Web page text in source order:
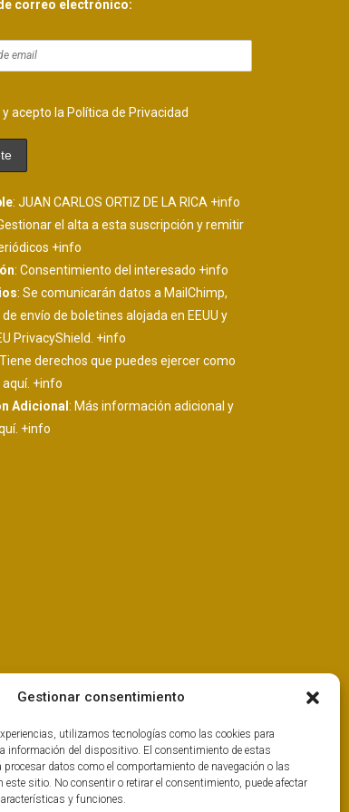
Gestionar consentimiento
utilizamos tecnologías como las cookies para
información del dispositivo. El consentimiento de estas
datos como el comportamiento de navegación o las
este sitio. No consentir o retirar el consentimiento, puede afectar
y funciones.
correo electrónico:
y acepto la Política de Privacidad
: JUAN CARLOS ORTIZ DE LA RICA +info
el alta a esta suscripción y remitir
+info
: Consentimiento del interesado +info
: Se comunicarán datos a MailChimp,
envío de boletines alojada en EEUU y
PrivacyShield. +info
derechos que puedes ejercer como
+info
Adicional : Más información adicional y
+info